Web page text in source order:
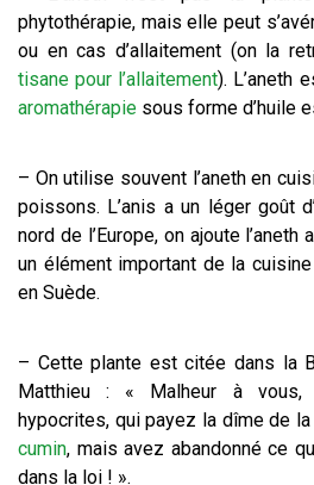
phytothérapie, mais elle peut
ou en cas d’allaitement (on la
tisane pour l’allaitement). L’aneth
aromathérapie sous forme d’huile
– On utilise souvent l’aneth en
poissons. L’anis a un léger goût
nord de l’Europe, on ajoute l’aneth
un élément important de la
en Suède.
– Cette plante est citée dans la
Matthieu : « Malheur à vous,
hypocrites, qui payez la dîme de
cumin, mais avez abandonné ce
dans la loi ! ».